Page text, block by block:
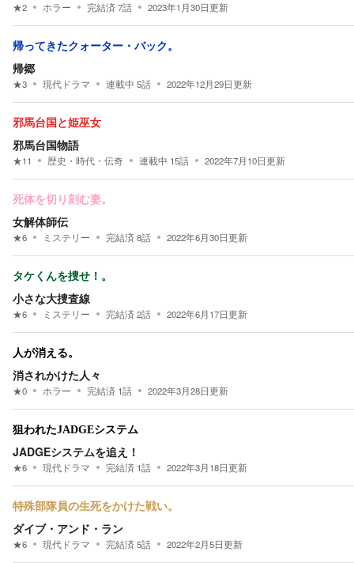
★2 ホラー 完結済7話 2023年1月30日更新
帰ってきたクォーター・バック。
帰郷
★3 現代ドラマ 連載中 5話 2022年12月29日更新
邪馬台国と姫巫女
邪馬台国物語
★11 歴史・時代・伝奇 連載中 15話 2022年7月10日更新
死体を切り刻む妻。
女解体師伝
★6 ミステリー 完結済8話 2022年6月30日更新
タケくんを捜せ！。
小さな大捜査線
★6 ミステリー 完結済2話 2022年6月17日更新
人が消える。
消されかけた人々
★0 ホラー 完結済 1話 2022年3月28日更新
狙われたJADGEシステム
JADGEシステムを追え！
★6 現代ドラマ 完結済 1話 2022年3月18日更新
特殊部隊員の生死をかけた戦い。
ダイブ・アンド・ラン
★6 現代ドラマ 完結済5話 2022年2月5日更新